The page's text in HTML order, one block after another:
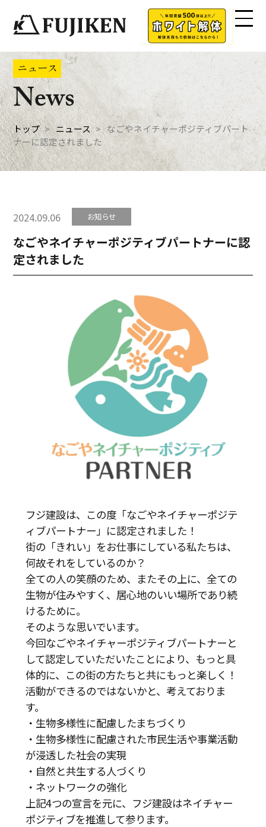
ニュース
News
トップ ニュース
なごやネイチャーポジティブパート
ナーに認定されました
2024.09.06 お知らせ
なごやネイチャーポジティブパートナーに認
定されました
フジ建設は、この度「なごやネイチャーポジテ
ィブパートナー」に認定されました！
街の「きれい」をお仕事にしている私たちは、
何故それをしているのか？
全ての人の笑顔のため、またその上に、全ての
生物が住みやすく、居心地のいい場所であり続
けるために。
そのような思いでいます。
今回なごやネイチャーポジティブパートナーと
して認定していただいたことにより、もっと具
体的に、この街の方たちと共にもっと楽しく！
活動ができるのではないかと、考えておりま
す。
・生物多様性に配慮したまちづくり
・生物多様性に配慮された市民生活や事業活動
が浸透した社会の実現
・自然と共生する人づくり
・ネットワークの強化
上記4つの宣言を元に、フジ建設はネイチャー
ポジティブを推進して参ります。